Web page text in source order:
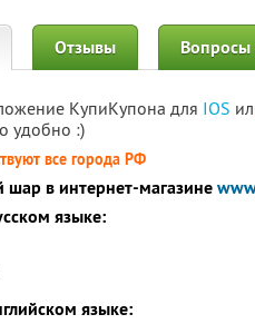
Отзывы Вопросы
КупиКупона для IOS
удобно :)
все города РФ
шар в интернет-магазине
языке:
языке: